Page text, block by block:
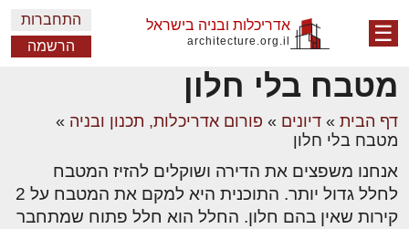
☰ אדריכלות ובניה בישראל
architecture.org.il
התחברות
הרשמה
מטבח בלי חלון
דף הבית » דיונים » פורום אדריכלות, תכנון ובניה »
מטבח בלי חלון
אנחנו משפצים את הדירה ושוקלים להזיז המטבח
לחלל גדול יותר. התוכנית היא למקם את המטבח על 2
קירות שאין בהם חלון. החלל הוא חלל פתוח שמתחבר